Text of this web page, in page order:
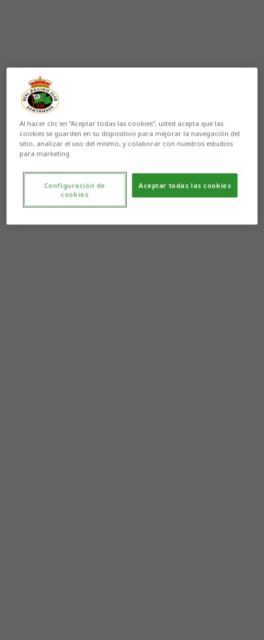
Al hacer clic en “Aceptar todas las cookies”, usted acepta que las
cookies se guarden en su dispositivo para mejorar la navegación del
sitio, analizar el uso del mismo, y colaborar con nuestros estudios
para marketing.
Aceptar todas las cookies
Configuración de
cookies